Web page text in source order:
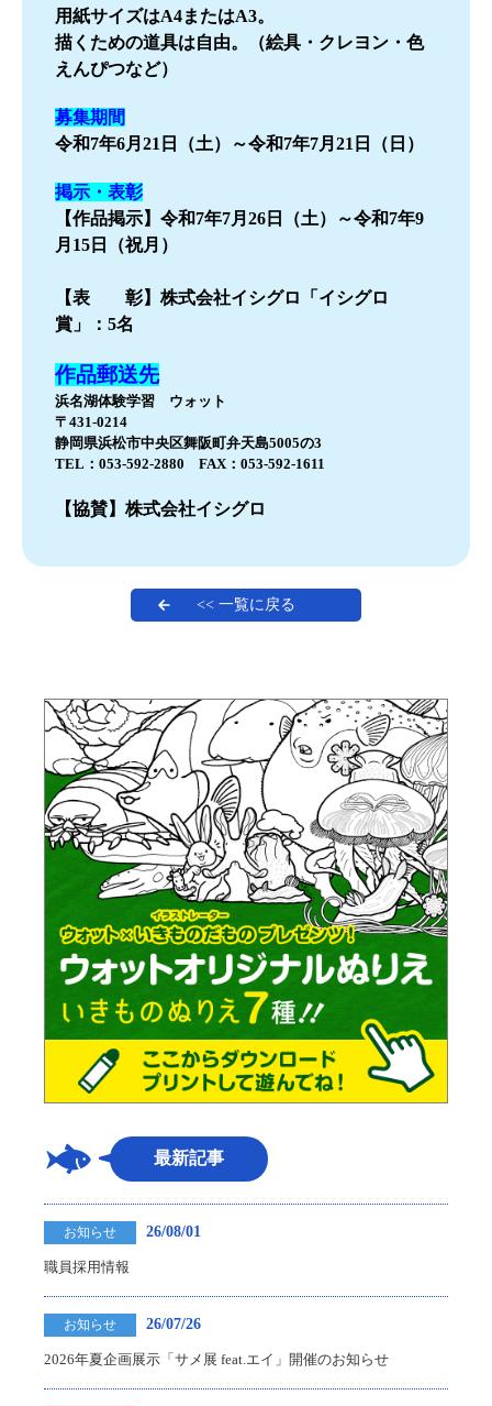
用紙サイズはA4またはA3。
描くための道具は自由。（絵具・クレヨン・色
えんぴつなど）
募集期間
令和7年6月21日（土）～令和7年7月21日（日）
掲示・表彰
【作品掲示】令和7年7月26日（土）～令和7年9
月15日（祝月）
【表 彰】株式会社イシグロ「イシグロ
賞」：5名
作品郵送先
浜名湖体験学習 ウォット
〒431-0214
静岡県浜松市中央区舞阪町弁天島5005の3
TEL：053-592-2880 FAX：053-592-1611
【協賛】株式会社イシグロ
<< 一覧に戻る
最新記事
お知らせ 26/08/01
職員採用情報
お知らせ 26/07/26
2026年夏企画展示「サメ展 feat.エイ」開催のお知らせ